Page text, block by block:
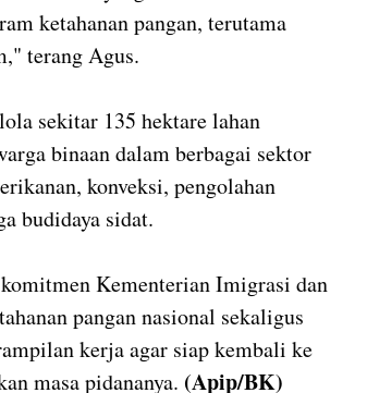
ketahanan pangan, terutama
terang Agus.
sekitar 135 hektare lahan
binaan dalam berbagai sektor
konveksi, pengolahan
budidaya sidat.
Kementerian Imigrasi dan
pangan nasional sekaligus
kerja agar siap kembali ke
masa pidananya. (Apip/BK)